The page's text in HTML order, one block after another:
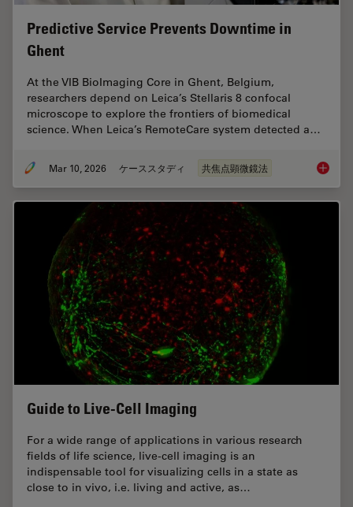
Predictive Service Prevents Downtime in
Ghent
At the VIB BioImaging Core in Ghent, Belgium,
researchers depend on Leica’s Stellaris 8 confocal
microscope to explore the frontiers of biomedical
science. When Leica’s RemoteCare system detected a…
Mar 10, 2026 ケーススタディ 共焦点顕微鏡法
Guide to Live-Cell Imaging
For a wide range of applications in various research
fields of life science, live-cell imaging is an
indispensable tool for visualizing cells in a state as
close to in vivo, i.e. living and active, as…